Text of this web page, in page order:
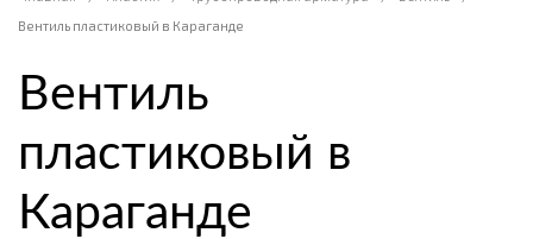
Вентиль пластиковый в Караганде
Вентиль
пластиковый в
Караганде